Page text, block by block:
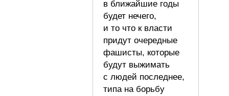
в ближайшие годы
будет нечего,
и то что к власти
придут очередные
фашисты, которые
будут выжимать
с людей последнее,
типа на борьбу